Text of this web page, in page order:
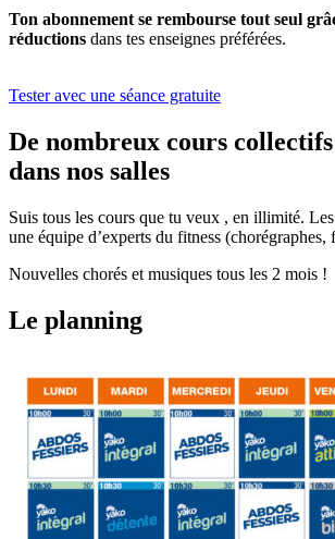
Ton abonnement se rembourse tout seul
réductions dans tes enseignes préférées.
Tester avec une séance gratuite
De nombreux cours collectifs
dans nos salles
Suis tous les cours que tu veux , en illimité.
une équipe d’experts du fitness (chorégraphes,
Nouvelles chorés et musiques tous les 2 mois !
Le planning